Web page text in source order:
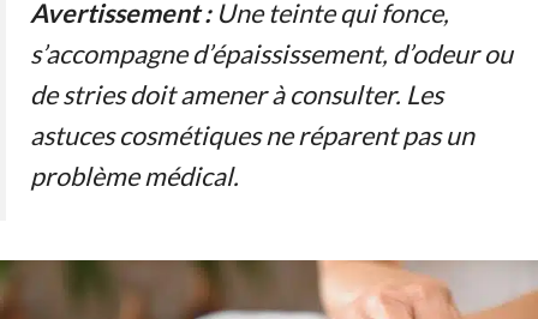
Avertissement :Une teinte qui fonce,
s’accompagne d’épaississement, d’odeur ou
de stries doit amener à consulter. Les
astuces cosmétiques ne réparent pas un
problème médical.